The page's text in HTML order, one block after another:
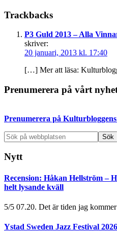
Läsarkommentarer
Trackbacks
P3 Guld 2013 – Alla
skriver:
20 januari, 2013 kl. 17:40
[…] Mer att läsa:
Primärt
Prenumerera på vårt
Prenumerera på
Sök
på
webbplatsen
Nytt
Recension: Håkan Hellström –
helt lysande kväll
5/5 07.20. Det är tiden jag
Ystad Sweden Jazz Festival